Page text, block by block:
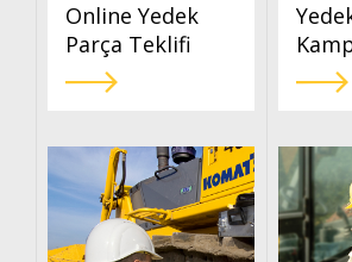
Online Yedek
Parça Teklifi